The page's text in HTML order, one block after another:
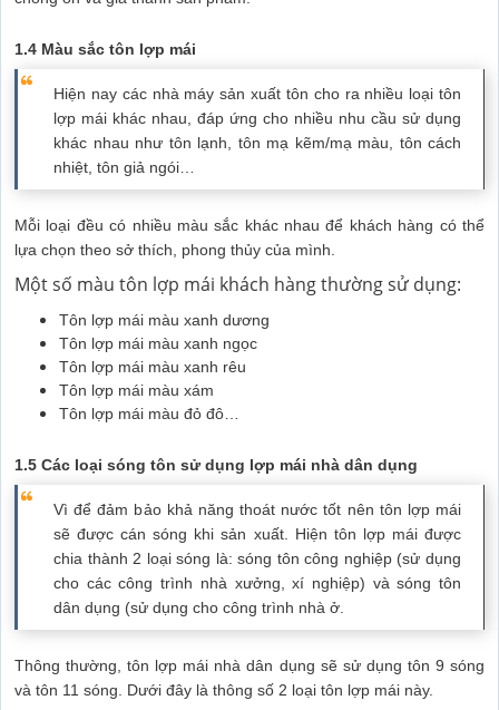
1.4 Màu sắc tôn lợp mái
Hiện nay các nhà máy sản xuất tôn cho ra nhiều loại tôn
lợp mái khác nhau, đáp ứng cho nhiều nhu cầu sử dụng
khác nhau như tôn lạnh, tôn mạ kẽm/mạ màu, tôn cách
nhiệt, tôn giả ngói…
Mỗi loại đều có nhiều màu sắc khác nhau để khách hàng có thể
lựa chọn theo sở thích, phong thủy của mình.
Một số màu tôn lợp mái khách hàng thường sử dụng:
Tôn lợp mái màu xanh dương
Tôn lợp mái màu xanh ngọc
Tôn lợp mái màu xanh rêu
Tôn lợp mái màu xám
Tôn lợp mái màu đỏ đô…
1.5 Các loại sóng tôn sử dụng lợp mái nhà dân dụng
Vì để đảm bảo khả năng thoát nước tốt nên tôn lợp mái
sẽ được cán sóng khi sản xuất. Hiện tôn lợp mái được
chia thành 2 loại sóng là: sóng tôn công nghiệp (sử dụng
cho các công trình nhà xưởng, xí nghiệp) và sóng tôn
dân dụng (sử dụng cho công trình nhà ở.
Thông thường, tôn lợp mái nhà dân dụng sẽ sử dụng tôn 9 sóng
và tôn 11 sóng. Dưới đây là thông số 2 loại tôn lợp mái này.